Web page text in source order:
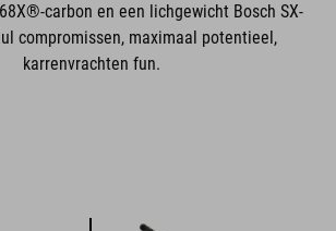
carbon en een lichgewicht Bosch SX-
compromissen, maximaal potentieel,
karrenvrachten fun.